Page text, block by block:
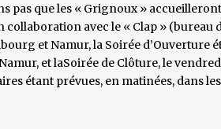
pas que les « Grignoux »
collaboration avec le « Clap » (bureau
et Namur, la Soirée d’Ouverture
et laSoirée de Clôture, le
étant prévues, en matinées, dans